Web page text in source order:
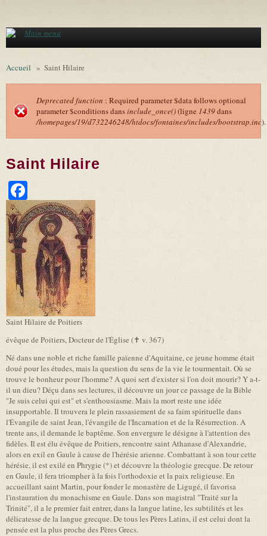
Main menu
Accueil » Saint Hilaire
Message d'erreur
Deprecated function : Required parameter $data follows optional
parameter $conditions dansinclude_once()(ligne 1439dans
/homepages/19/d732246248/htdocs/fontaines/includes/bootstrap.inc).
Saint Hilaire
Saint Hilaire de Poitiers
évêque de Poitiers, Docteur de l'Église (✝ v. 367)
Né dans une noble et riche famille païenne d'Aquitaine, ce jeune homme était
doué pour les études, mais la question du sens de la vie le tourmentait. Où se
trouve le bonheur pour l'homme? A quoi sert d'exister si l'on doit mourir? Y a-t-
il un dieu? Déçu dans ses lectures, il découvre un jour ce passage de la Bible
"Je suis celui qui est" et s'enthousiasme. Mais la mort reste une idée
insupportable. Il trouvera le plein rassasiement de sa faim spirituelle dans
l'Évangile de saint Jean, l'évangile de l'Incarnation et de la Résurrection. A
trente ans, il demande le baptême. Son envergure le désigne à l'attention des
fidèles. Il est élu évêque de Poitiers, rencontre saint Athanase d'Alexandrie,
alors en exil en Gaule à cause de l'hérésie arienne. Combattant à son tour cette
hérésie, il est exilé en Phrygie (*) et découvre la théologie grecque. De retour
en Gaule, il fera triompher à la fois l'orthodoxie et la paix religieuse. En
accueillant saint Martin, pour fonder le monastère de Ligugé, il favorisa
l'instauration du monachisme en Gaule. Dans son magistral "Traité sur la
Trinité", il a le premier fait entrer, dans la langue latine, les subtilités et les
délicatesse de la langue grecque. De tous les Pères Latins, il est celui dont la
pensée est la plus proche des Pères Grecs.